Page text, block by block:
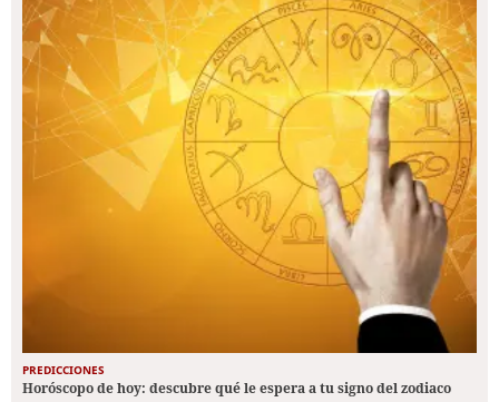
PREDICCIONES
Horóscopo de hoy: descubre qué le espera a tu signo del zodiaco